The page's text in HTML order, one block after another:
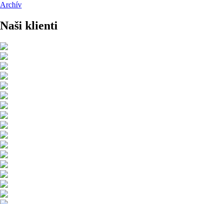
Archív
Naši klienti